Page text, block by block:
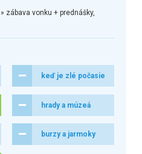
» zábava vonku + prednášky,
keď je zlé počasie
hrady a múzeá
burzy a jarmoky